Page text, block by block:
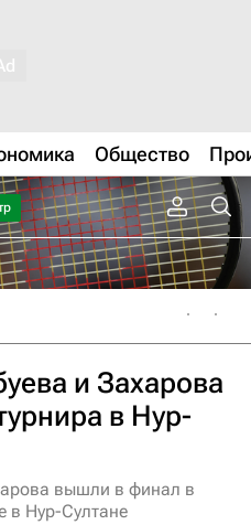
Общество
и Захарова
в Нур-
вышли в финал в
в Нур-Султане